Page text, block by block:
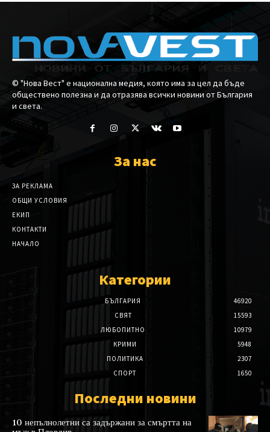
© "Нова Вест" е национална медия, която има за цел да бъде
обществено полезна и да отразява всички новини от България
и света.
За нас
ЗА РЕКЛАМА
ОБЩИ УСЛОВИЯ
ЕКИП
КОНТАКТИ
НАЧАЛО
Категории
БЪЛГАРИЯ
46920
СВЯТ
15593
ЛЮБОПИТНО
10979
КРИМИ
5948
ПОЛИТИКА
2307
СПОРТ
1650
Последни новини
10 непълнолетни са задържани за смъртта на